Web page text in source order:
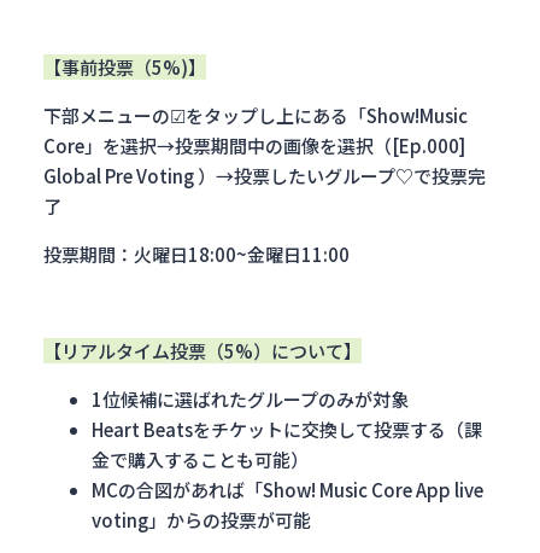
【事前投票（5%)】
下部メニューの☑をタップし上にある「Show!Music
Core」を選択→投票期間中の画像を選択（[Ep.000]
Global Pre Voting ）→投票したいグループ♡で投票完
了
投票期間：火曜日18:00~金曜日11:00
【リアルタイム投票（5%）について】
1位候補に選ばれたグループのみが対象
Heart Beatsをチケットに交換して投票する（課
金で購入することも可能）
MCの合図があれば「Show! Music Core App live
voting」からの投票が可能